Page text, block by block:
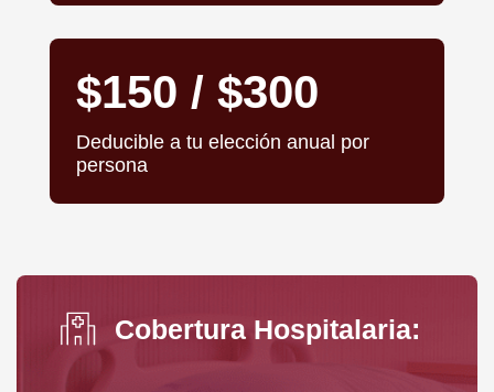
$150 / $300
Deducible a tu elección anual por
persona
Cobertura Hospitalaria: